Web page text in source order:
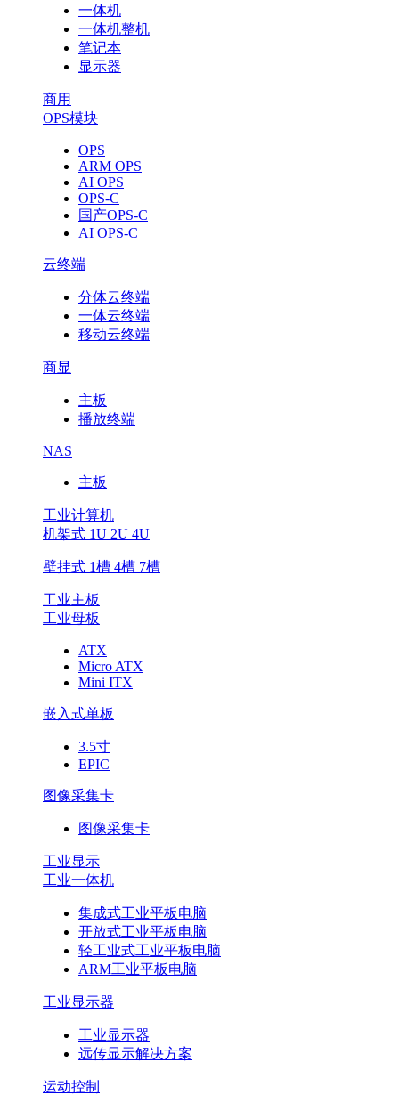
一体机
一体机整机
笔记本
显示器
商用
OPS模块
OPS
ARM OPS
AI OPS
OPS-C
国产OPS-C
AI OPS-C
云终端
分体云终端
一体云终端
移动云终端
商显
主板
播放终端
NAS
主板
工业计算机
机架式 1U 2U 4U
壁挂式 1槽 4槽 7槽
工业主板
工业母板
ATX
Micro ATX
Mini ITX
嵌入式单板
3.5寸
EPIC
图像采集卡
图像采集卡
工业显示
工业一体机
集成式工业平板电脑
开放式工业平板电脑
轻工业式工业平板电脑
ARM工业平板电脑
工业显示器
工业显示器
远传显示解决方案
运动控制